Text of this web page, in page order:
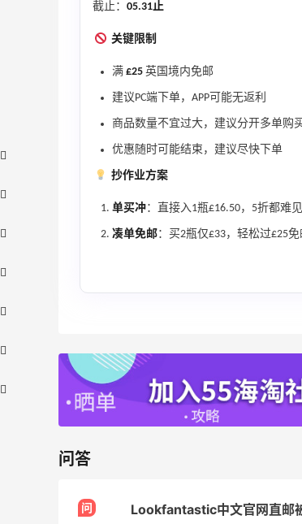
截止： 05.31止
关键限制
满 £25 英国境内免邮
建议PC端下单，APP可能无返利
商品数量不宜过大，建议分开多单购
优惠随时可能结束，建议尽快下单
抄作业方案
单买冲：直接入1瓶£16.50，5折都难
凑单免邮：买2瓶仅£33，轻松过£25
问答
问 Lookfantastic中文官网直邮
3天21小时
adidas HK：精选正价产品促销！
衣、金属银跆拳道鞋等